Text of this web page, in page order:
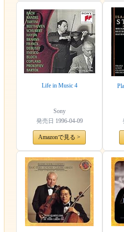
Life in Music 4
Sony
発売日 1996-04-09
Amazonで見る >